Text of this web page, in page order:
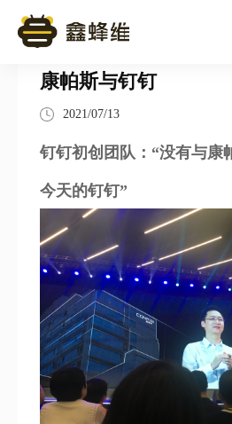
康帕斯与钉钉
2021/07/13
钉钉初创团队：“没有与康
今天的钉钉”